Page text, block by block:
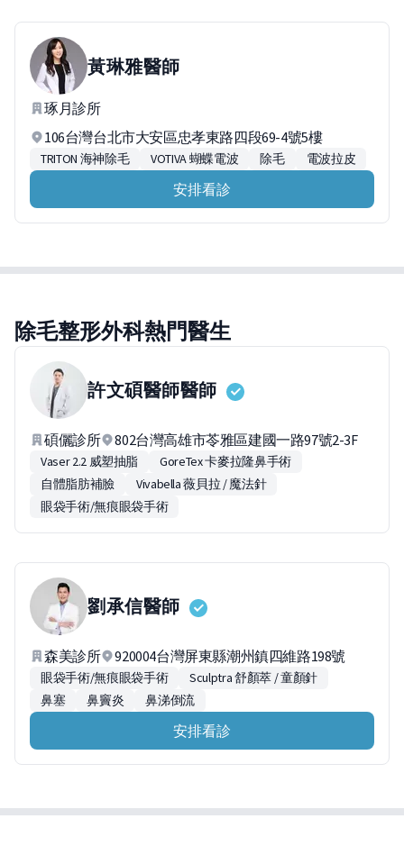
黃琳雅醫師
琢月診所
106台灣台北市大安區忠孝東路四段69-4號5樓
TRITON 海神除毛 VOTIVA 蝴蝶電波 除毛 電波拉皮
安排看診
除毛整形外科熱門醫生
許文碩醫師醫師
碩儷診所 802台灣高雄市苓雅區建國一路97號2-3F
Vaser 2.2 威塑抽脂
GoreTex 卡麥拉隆鼻手術
自體脂肪補臉
Vivabella 薇貝拉 / 魔法針
眼袋手術/無痕眼袋手術
劉承信醫師
森美診所 920004台灣屏東縣潮州鎮四維路198號
眼袋手術/無痕眼袋手術
Sculptra 舒顏萃 / 童顏針
鼻塞
鼻竇炎 鼻涕倒流
安排看診